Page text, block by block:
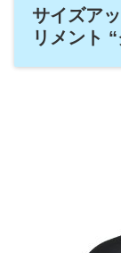
サイズア
リメント